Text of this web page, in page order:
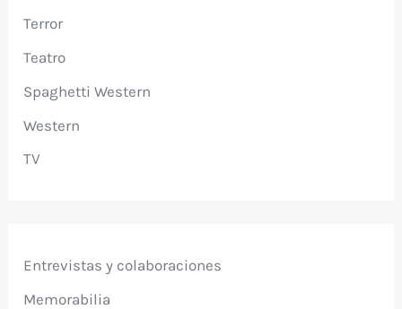
Terror
Teatro
Spaghetti Western
Western
TV
Entrevistas y colaboraciones
Memorabilia